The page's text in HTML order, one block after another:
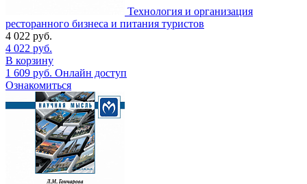
Технология и организация
ресторанного бизнеса и питания туристов
4 022 руб.
4 022 руб.
В корзину
1 609 руб. Онлайн доступ
Ознакомиться